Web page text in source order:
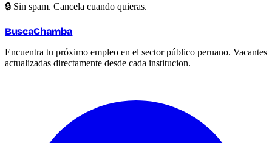
🔒 Sin spam. Cancela cuando quieras.
BuscaChamba
Encuentra tu próximo empleo en el sector público peruano. Vacantes
actualizadas directamente desde cada institucion.